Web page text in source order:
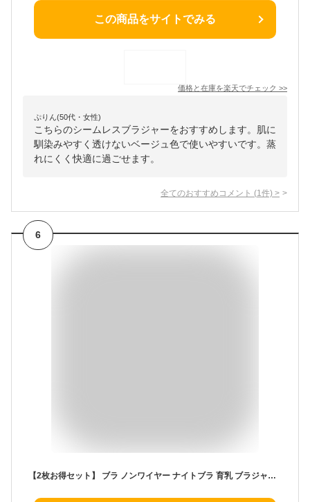
この商品をサイトでみる
価格と在庫を楽天でチェック >>
ぷりん(50代・女性)
こちらのシームレスブラジャーをおすすめします。肌に
馴染みやすく透けないベージュ色で使いやすいです。蒸
れにくく快適に過ごせます。
全てのおすすめコメント (1 件) >
6
【2枚お得セット】 ブラ ノンワイヤー ナイトブラ 育乳 ブラジャー 下着 シームレス ホックなし シームレスブラ パッド付き 取り外し 可能着心地抜群 通気性抜群 ストレスフリー ノンストレス バストアップ バストケア 大きいサイズ S-XXL 648円/1枚●2枚お得セット●